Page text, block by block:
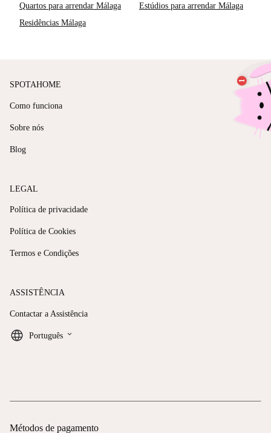
Quartos para arrendar Málaga
Estúdios para arrendar Málaga
Residências Málaga
SPOTAHOME
Como funciona
Sobre nós
Blog
LEGAL
Política de privacidade
Política de Cookies
Termos e Condições
ASSISTÊNCIA
Contactar a Assistência
Português keyboard_arrow_down
Métodos de pagamento